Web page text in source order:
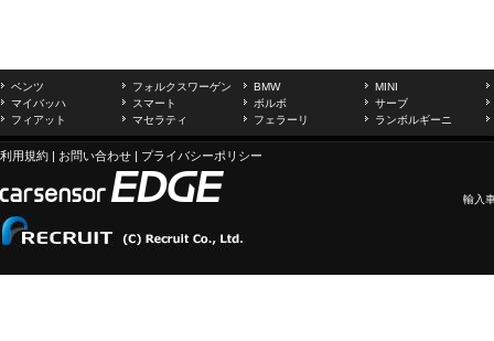
ベンツ フォルクスワーゲン BMW
MINI
マイバッハ
スマート ボルボ
サーブ
フィアット
マセラティ フェラーリ ランボルギーニ
利用規約 | お問い合わせ | プライバシーポリシー
輸入